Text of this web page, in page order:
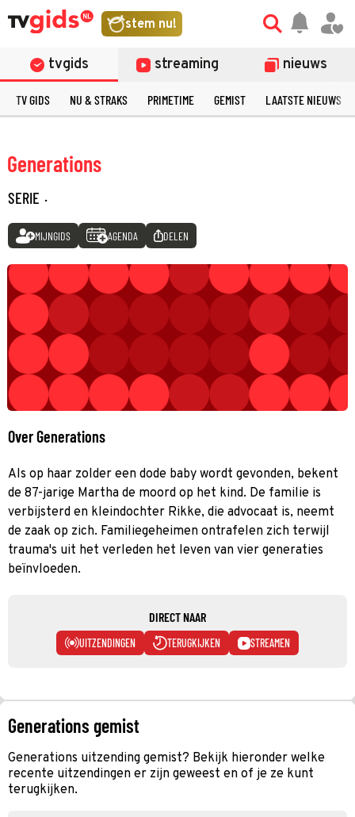
stem nu!
tvgids streaming nieuws
TV GIDS NU & STRAKS PRIMETIME GEMIST LAATSTE NIEUWS
Generations
SERIE ·
MIJNGIDS AGENDA DELEN
Over Generations
Als op haar zolder een dode baby wordt gevonden, bekent
de 87-jarige Martha de moord op het kind. De familie is
verbijsterd en kleindochter Rikke, die advocaat is, neemt
de zaak op zich. Familiegeheimen ontrafelen zich terwijl
trauma's uit het verleden het leven van vier generaties
beïnvloeden.
DIRECT NAAR
UITZENDINGEN TERUGKIJKEN STREAMEN
Generations gemist
Generations uitzending gemist? Bekijk hieronder welke
recente uitzendingen er zijn geweest en of je ze kunt
terugkijken.